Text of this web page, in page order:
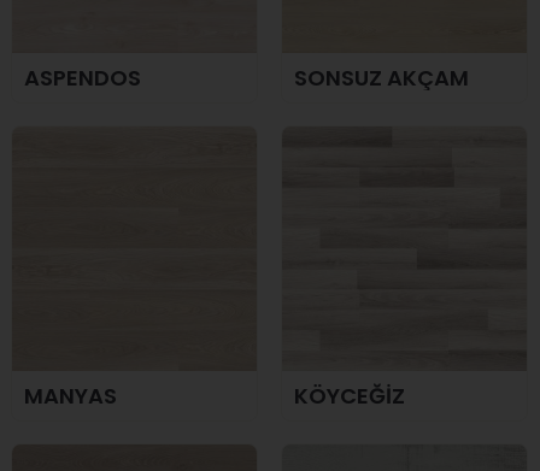
ASPENDOS SONSUZ AKÇAM
MANYAS KÖYCEĞİZ